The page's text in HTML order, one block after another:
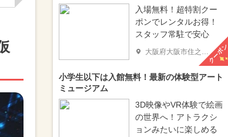
入場無料！超特割クー
ポンでレンタルお得！
スタッフ常駐で安心
大阪府大阪市住之江区 クーポン
小学生以下は入館無料！最新の体験型アート
ミュージアム
3D映像やVR体験で絵画
の世界へ！アトラクシ
ョンみたいに楽しめる